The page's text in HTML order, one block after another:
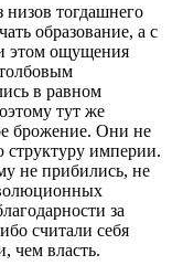
низов тогдашнего
образование, а с
этом ощущения
в равном
тут же
брожение. Они не
империи.
не прибились, не
за
считали себя
чем власть.